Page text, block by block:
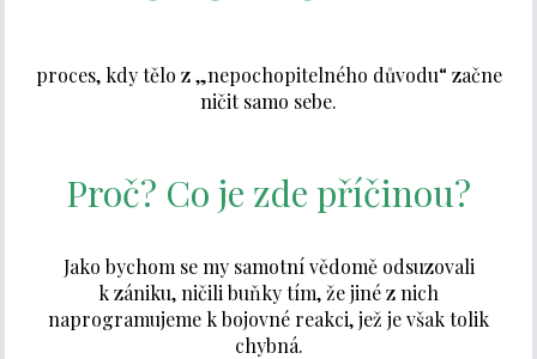
proces, kdy tělo z „nepochopitelného důvodu“ začne
ničit samo sebe.
Proč? Co je zde příčinou?
Jako bychom se my samotní vědomě odsuzovali
k zániku, ničili buňky tím, že jiné z nich
naprogramujeme k bojovné reakci, jež je však tolik
chybná.